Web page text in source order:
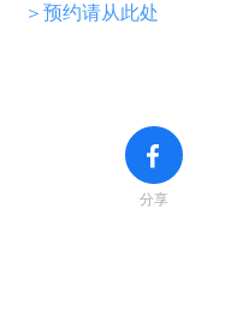
＞预约请从此处
分享